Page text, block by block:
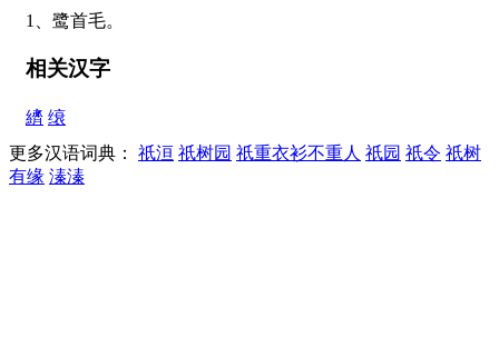
1、鹭首毛。
相关汉字
纃 缞
更多汉语词典： 祇洹 祇树园 祇重衣衫不重人 祇园 祇令 祇树
有缘 溱溱